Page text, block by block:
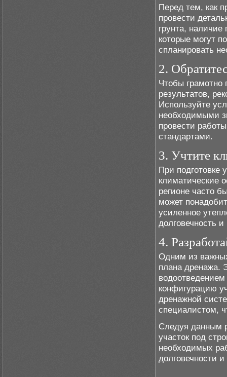
Перед тем, как
провести
грунта,
которые могут
спланировать
2.
Чтобы грамотно
результатов,
Используйте
необходимыми
провести
стандартами.
3. Учтите
При подготовке
климатические
регионе часто
может
усиленное
долговечность
4.
Одним из важных
плана дренажа.
конфигурацию
дренажной
специалистом,
Следуя данным
участок под
необходимых
долговечности